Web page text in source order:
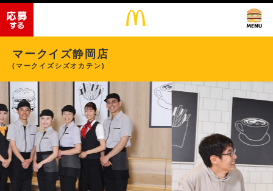
マークイズ静岡店
(マークイズシズオカテン)